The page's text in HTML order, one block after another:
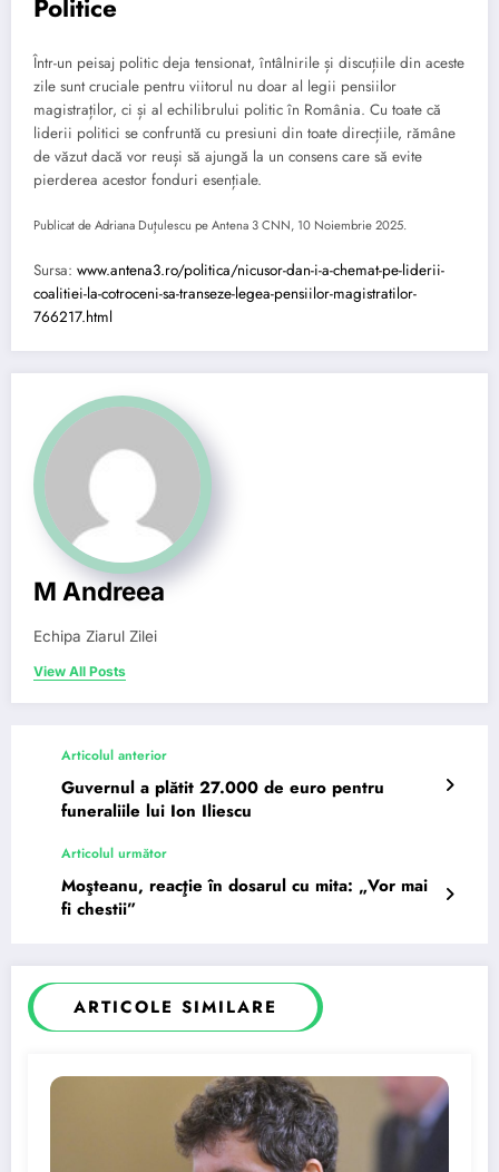
Politice
Într-un peisaj politic deja tensionat, întâlnirile și discuțiile din aceste
zile sunt cruciale pentru viitorul nu doar al legii pensiilor
magistraților, ci și al echilibrului politic în România. Cu toate că
liderii politici se confruntă cu presiuni din toate direcțiile, rămâne
de văzut dacă vor reuși să ajungă la un consens care să evite
pierderea acestor fonduri esențiale.
Publicat de Adriana Duţulescu pe Antena 3 CNN, 10 Noiembrie 2025.
Sursa: www.antena3.ro/politica/nicusor-dan-i-a-chemat-pe-liderii-
coalitiei-la-cotroceni-sa-transeze-legea-pensiilor-magistratilor-
766217.html
M Andreea
Echipa Ziarul Zilei
View All Posts
Articolul anterior
Guvernul a plătit 27.000 de euro pentru
funeraliile lui Ion Iliescu
Articolul următor
Moşteanu, reacţie în dosarul cu mita: „Vor mai
fi chestii”
ARTICOLE SIMILARE